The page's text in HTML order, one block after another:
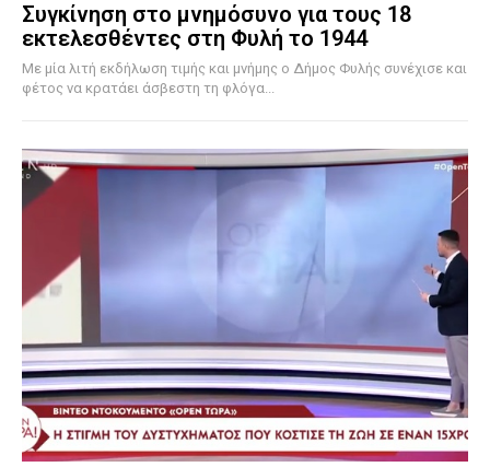
Συγκίνηση στο μνημόσυνο για τους 18
εκτελεσθέντες στη Φυλή το 1944
Με μία λιτή εκδήλωση τιμής και μνήμης ο Δήμος Φυλής συνέχισε και
φέτος να κρατάει άσβεστη τη φλόγα...